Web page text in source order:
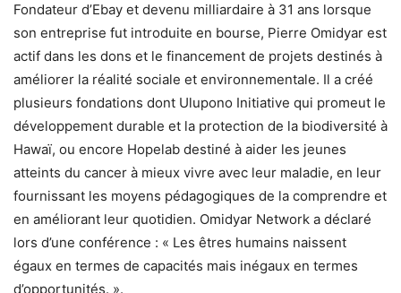
Fondateur d’Ebay et devenu milliardaire à 31 ans lorsque
son entreprise fut introduite en bourse, Pierre Omidyar est
actif dans les dons et le financement de projets destinés à
améliorer la réalité sociale et environnementale. Il a créé
plusieurs fondations dont Ulupono Initiative qui promeut le
développement durable et la protection de la biodiversité à
Hawaï, ou encore Hopelab destiné à aider les jeunes
atteints du cancer à mieux vivre avec leur maladie, en leur
fournissant les moyens pédagogiques de la comprendre et
en améliorant leur quotidien. Omidyar Network a déclaré
lors d’une conférence : « Les êtres humains naissent
égaux en termes de capacités mais inégaux en termes
d’opportunités. ».